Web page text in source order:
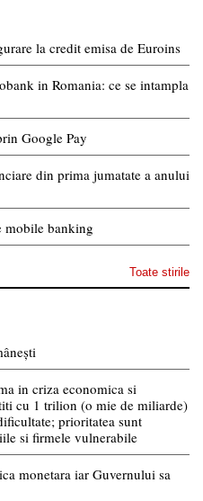
la credit emisa de Euroins
in Romania: ce se intampla
Google Pay
din prima jumatate a anului
mobile banking
Toate stirile
in criza economica si
cu 1 trilion (o mie de miliarde)
prioritatea sunt
si firmele vulnerabile
monetara iar Guvernului sa